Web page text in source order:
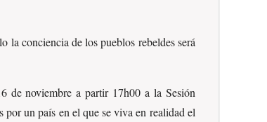
la conciencia de los pueblos rebeldes será
de noviembre a partir 17h00 a la Sesión
un país en el que se viva en realidad el